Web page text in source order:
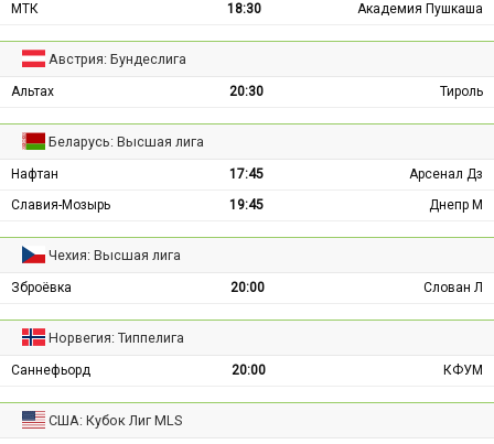
МТК 18:30 Академия Пушкаша
Австрия: Бундеслига
Альтах 20:30 Тироль
Беларусь: Высшая лига
Нафтан 17:45
Арсенал Дз
Славия-Мозырь
19:45 Днепр М
Чехия: Высшая лига
Зброёвка 20:00 Слован Л
Норвегия: Типпелига
Саннефьорд 20:00 КФУМ
США: Кубок Лиг MLS